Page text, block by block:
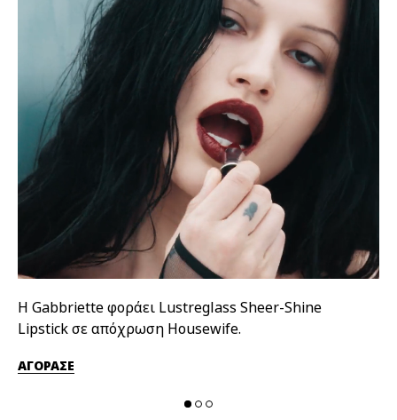
Η Gabbriette φοράει Lustreglass Sheer-Shine
Lipstick σε απόχρωση Housewife.
ΑΓΟΡΑΣΕ